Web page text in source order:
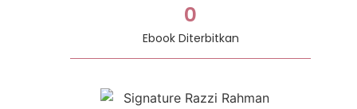
Ebook Diterbitkan
0